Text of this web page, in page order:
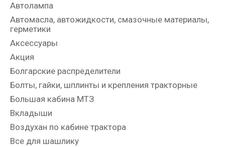
Автолампа
Автомасла, автожидкости, смазочные материалы,
герметики
Аксессуары
Акция
Болгарские распределители
Болты, гайки, шплинты и крепления тракторные
Большая кабина МТЗ
Вкладыши
Воздухан по кабине трактора
Все для шашлику